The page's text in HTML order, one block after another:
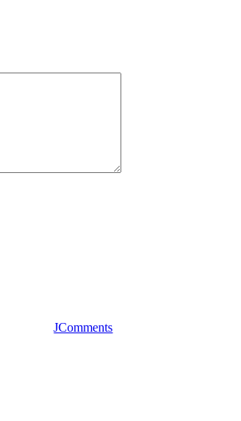
JComments